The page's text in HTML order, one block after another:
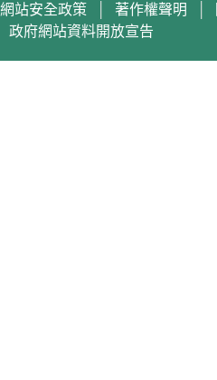
網站安全政策 著作權聲明
政府網站資料開放宣告